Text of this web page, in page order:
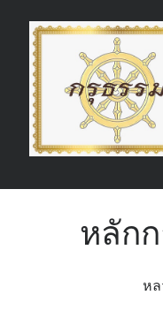
กรุ
ธรรม
Sidebar
หลัก
หล